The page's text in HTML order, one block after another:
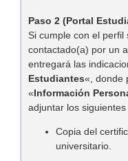
Paso 2 (Portal
Si cumple con el
contactado(a) por un
entregará las
Estudiantes«, donde
«Información
adjuntar los
Copia del
universitario.